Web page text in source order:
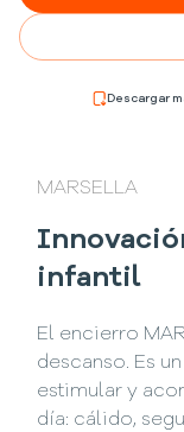
Descargar
MARSELLA
infantil
El encierro
descanso. Es
estimular y
día: cálido,